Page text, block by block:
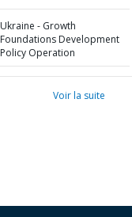
Ukraine - Growth
Foundations Development
Policy Operation
Voir la suite